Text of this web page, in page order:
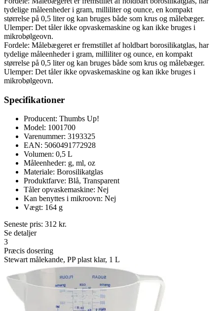
tydelige måleenheder i gram, milliliter og ounce, en kompakt
størrelse på 0,5 liter og kan bruges både som krus og målebæger.
Ulemper: Det tåler ikke opvaskemaskine og kan ikke bruges i
mikrobølgeovn.
Fordele: Målebægeret er fremstillet af holdbart borosilikatglas, har
tydelige måleenheder i gram, milliliter og ounce, en kompakt
størrelse på 0,5 liter og kan bruges både som krus og målebæger.
Ulemper: Det tåler ikke opvaskemaskine og kan ikke bruges i
mikrobølgeovn.
Specifikationer
Producent: Thumbs Up!
Model: 1001700
Varenummer: 3193325
EAN: 5060491772928
Volumen: 0,5 L
Måleenheder: g, ml, oz
Materiale: Borosilikatglas
Produktfarve: Blå, Transparent
Tåler opvaskemaskine: Nej
Kan benyttes i mikroovn: Nej
Vægt: 164 g
Seneste pris: 312 kr.
Se detaljer
3
Præcis dosering
Stewart målekande, PP plast klar, 1 L